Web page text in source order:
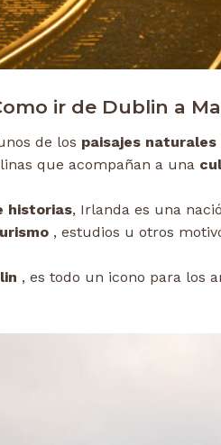
ir de Dublin a
de los paisajes
que acompañan a una
historias, Irlanda es una
, estudios u otros
, es todo un icono para los